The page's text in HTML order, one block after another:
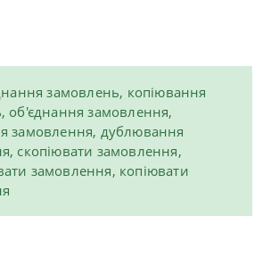
замовлень, копіювання
об'єднання замовлення,
замовлення, дублювання
скопіювати замовлення,
замовлення, копіювати